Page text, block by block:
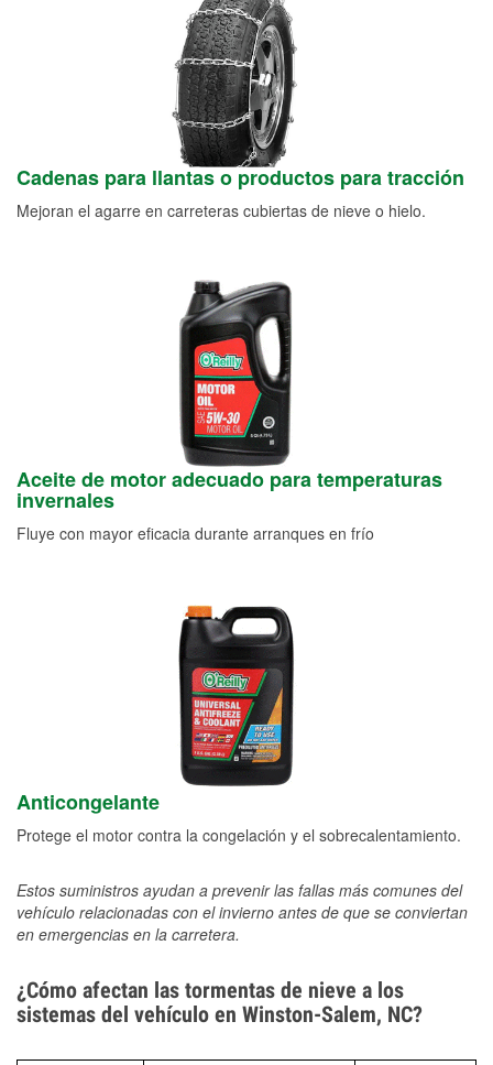
Cadenas para llantas o productos para tracción
Mejoran el agarre en carreteras cubiertas de nieve o hielo.
Aceite de motor adecuado para temperaturas
invernales
Fluye con mayor eficacia durante arranques en frío
Anticongelante
Protege el motor contra la congelación y el sobrecalentamiento.
Estos suministros ayudan a prevenir las fallas más comunes del
vehículo relacionadas con el invierno antes de que se conviertan
en emergencias en la carretera.
¿Cómo afectan las tormentas de nieve a los
sistemas del vehículo en Winston-Salem, NC?